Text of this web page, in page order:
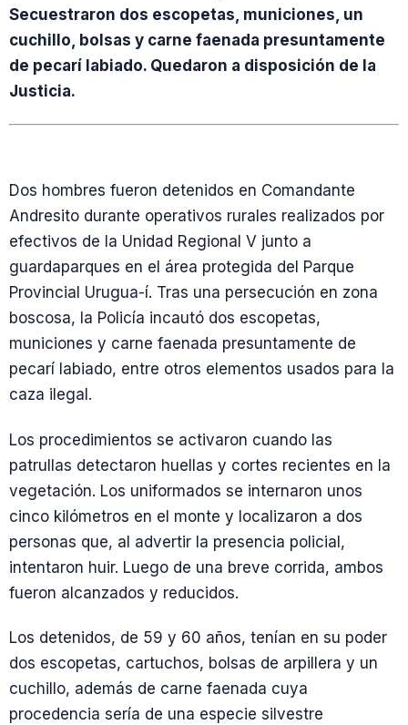
Secuestraron dos escopetas, municiones, un
cuchillo, bolsas y carne faenada presuntamente
de pecarí labiado. Quedaron a disposición de la
Justicia.
Dos hombres fueron detenidos en Comandante
Andresito durante operativos rurales realizados por
efectivos de la Unidad Regional V junto a
guardaparques en el área protegida del Parque
Provincial Urugua-í. Tras una persecución en zona
boscosa, la Policía incautó dos escopetas,
municiones y carne faenada presuntamente de
pecarí labiado, entre otros elementos usados para la
caza ilegal.
Los procedimientos se activaron cuando las
patrullas detectaron huellas y cortes recientes en la
vegetación. Los uniformados se internaron unos
cinco kilómetros en el monte y localizaron a dos
personas que, al advertir la presencia policial,
intentaron huir. Luego de una breve corrida, ambos
fueron alcanzados y reducidos.
Los detenidos, de 59 y 60 años, tenían en su poder
dos escopetas, cartuchos, bolsas de arpillera y un
cuchillo, además de carne faenada cuya
procedencia sería de una especie silvestre